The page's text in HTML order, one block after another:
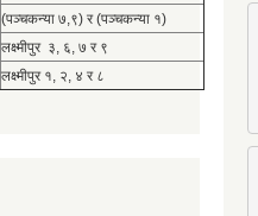
(पञ्चकन्या ७,९) र (पञ्चकन्या १)
लक्ष्मीपुर ३, ६, ७ र ९
लक्ष्मीपुर १, २, ४ र ८